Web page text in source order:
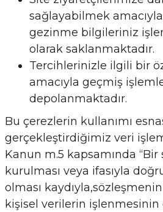
sağlayabilmek
gezinme bilgileriniz
olarak saklanmaktadır.
Tercihlerinizle ilgili bir
amacıyla geçmiş
depolanmaktadır.
Bu çerezlerin kullanımı
gerçekleştirdiğimiz veri
Kanun m.5 kapsamında
kurulması veya ifasıyla
olması
kişisel verilerin işlenmesinin